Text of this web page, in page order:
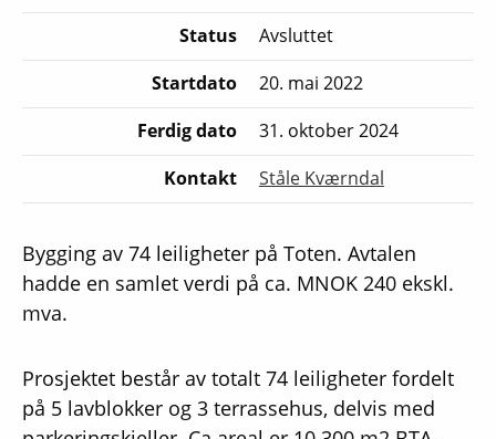
Status
Avsluttet
Startdato
20. mai 2022
Ferdig dato
31. oktober 2024
Kontakt
Ståle Kværndal
Bygging av 74 leiligheter på Toten. Avtalen
hadde en samlet verdi på ca. MNOK 240 ekskl.
mva.
Prosjektet består av totalt 74 leiligheter fordelt
på 5 lavblokker og 3 terrassehus, delvis med